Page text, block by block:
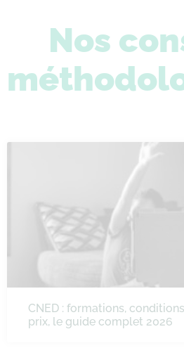
Nos
CNED : formations,
prix, le guide complet 2026